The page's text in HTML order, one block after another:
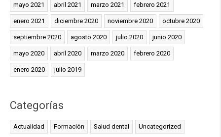
mayo 2021 abril 2021 marzo 2021 febrero 2021
enero 2021 diciembre 2020 noviembre 2020 octubre 2020
septiembre 2020 agosto 2020 julio 2020 junio 2020
mayo 2020 abril 2020 marzo 2020 febrero 2020
enero 2020 julio 2019
Categorías
Actualidad Formación Salud dental Uncategorized